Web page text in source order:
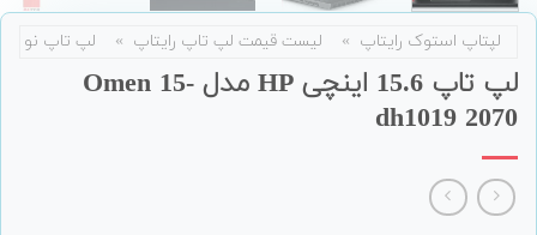
لپتاپ استوک رایتاپ » لیست قیمت لپ تاپ رایتاپ » لپ تاپ نو
لپ تاپ 15.6 اینچی HP مدل Omen 15-
dh1019 2070